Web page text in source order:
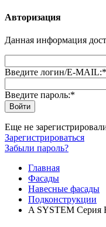
Авторизация
Данная информация
Введите логин/E-MAIL:*
Введите пароль:*
Еще не
Зарегистрироваться
Забыли пароль?
Главная
Фасады
Навесные фасады
Подконструкции
A SYSTEM Серия